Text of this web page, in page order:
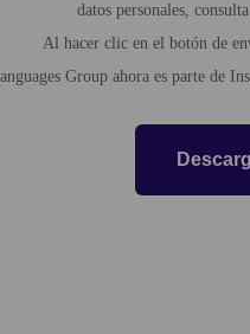
datos personales,
Al hacer clic en el botón de
Group ahora es parte de